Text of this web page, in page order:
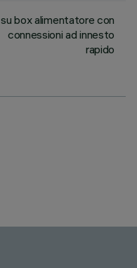
su box alimentatore con
connessioni ad innesto
rapido